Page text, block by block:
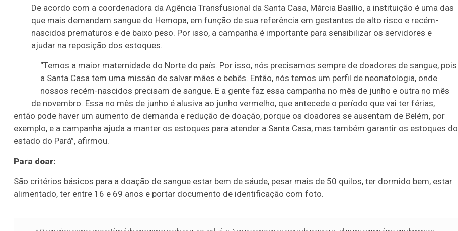
sou
ajudada.
Porque a
gente
sabe o
dia de
amanhã".
De acordo com a coordenadora da Agência Transfusional da Santa Casa, Márcia Basílio, a instituição é uma das
que mais demandam sangue do Hemopa, em função de sua referência em gestantes de alto risco e recém-
nascidos prematuros e de baixo peso. Por isso, a campanha é importante para sensibilizar os servidores e
ajudar na reposição dos estoques.
“Temos a maior maternidade do Norte do país. Por isso, nós precisamos sempre de doadores de sangue, pois
a Santa Casa tem uma missão de salvar mães e bebês. Então, nós temos um perfil de neonatologia, onde
nossos recém-nascidos precisam de sangue. E a gente faz essa campanha no mês de junho e outra no mês
de novembro. Essa no mês de junho é alusiva ao junho vermelho, que antecede o período que vai ter férias,
então pode haver um aumento de demanda e redução de doação, porque os doadores se ausentam de Belém, por
exemplo, e a campanha ajuda a manter os estoques para atender a Santa Casa, mas também garantir os estoques do
estado do Pará”, afirmou.
Para doar:
São critérios básicos para a doação de sangue estar bem de sáude, pesar mais de 50 quilos, ter dormido bem, estar
alimentado, ter entre 16 e 69 anos e portar documento de identificação com foto.